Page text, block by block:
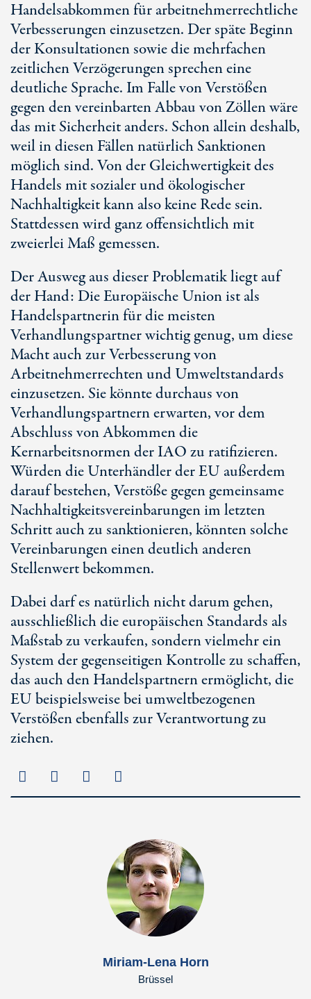
Handelsabkommen für arbeitnehmerrechtliche
Verbesserungen einzusetzen. Der späte Beginn
der Konsultationen sowie die mehrfachen
zeitlichen Verzögerungen sprechen eine
deutliche Sprache. Im Falle von Verstößen
gegen den vereinbarten Abbau von Zöllen wäre
das mit Sicherheit anders. Schon allein deshalb,
weil in diesen Fällen natürlich Sanktionen
möglich sind. Von der Gleichwertigkeit des
Handels mit sozialer und ökologischer
Nachhaltigkeit kann also keine Rede sein.
Stattdessen wird ganz offensichtlich mit
zweierlei Maß gemessen.
Der Ausweg aus dieser Problematik liegt auf
der Hand: Die Europäische Union ist als
Handelspartnerin für die meisten
Verhandlungspartner wichtig genug, um diese
Macht auch zur Verbesserung von
Arbeitnehmerrechten und Umweltstandards
einzusetzen. Sie könnte durchaus von
Verhandlungspartnern erwarten, vor dem
Abschluss von Abkommen die
Kernarbeitsnormen der IAO zu ratifizieren.
Würden die Unterhändler der EU außerdem
darauf bestehen, Verstöße gegen gemeinsame
Nachhaltigkeitsvereinbarungen im letzten
Schritt auch zu sanktionieren, könnten solche
Vereinbarungen einen deutlich anderen
Stellenwert bekommen.
Dabei darf es natürlich nicht darum gehen,
ausschließlich die europäischen Standards als
Maßstab zu verkaufen, sondern vielmehr ein
System der gegenseitigen Kontrolle zu schaffen,
das auch den Handelspartnern ermöglicht, die
EU beispielsweise bei umweltbezogenen
Verstößen ebenfalls zur Verantwortung zu
ziehen.
Miriam-Lena Horn
Brüssel